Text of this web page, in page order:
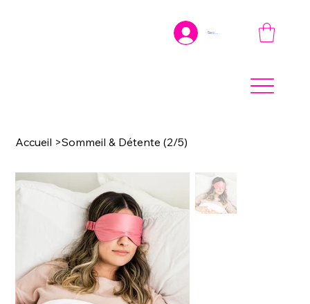
Se connecter
Accueil >Sommeil & Détente (2/5)